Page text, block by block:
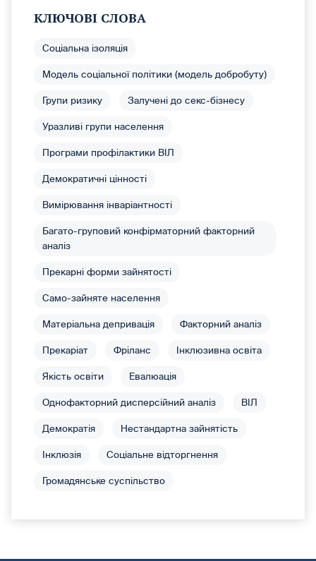
КЛЮЧОВІ СЛОВА
Соціальна ізоляція
Модель соціальної політики (модель добробуту)
Групи ризику Залучені до секс-бізнесу
Уразливі групи населення
Програми профілактики ВІЛ
Демократичні цінності
Вимірювання інваріантності
Багато-груповий конфірматорний факторний
аналіз
Прекарні форми зайнятості
Само-зайняте населення
Матеріальна депривація Факторний аналіз
Прекаріат Фріланс Інклюзивна освіта
Якість освіти Евалюація
Однофакторний дисперсійний аналіз ВІЛ
Демократія Нестандартна зайнятість
Інклюзія Соціальне відторгнення
Громадянське суспільство